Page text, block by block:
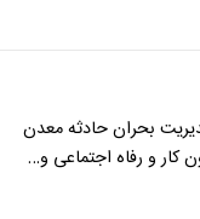
بحران حادثه معدن
و رفاه اجتماعی و…